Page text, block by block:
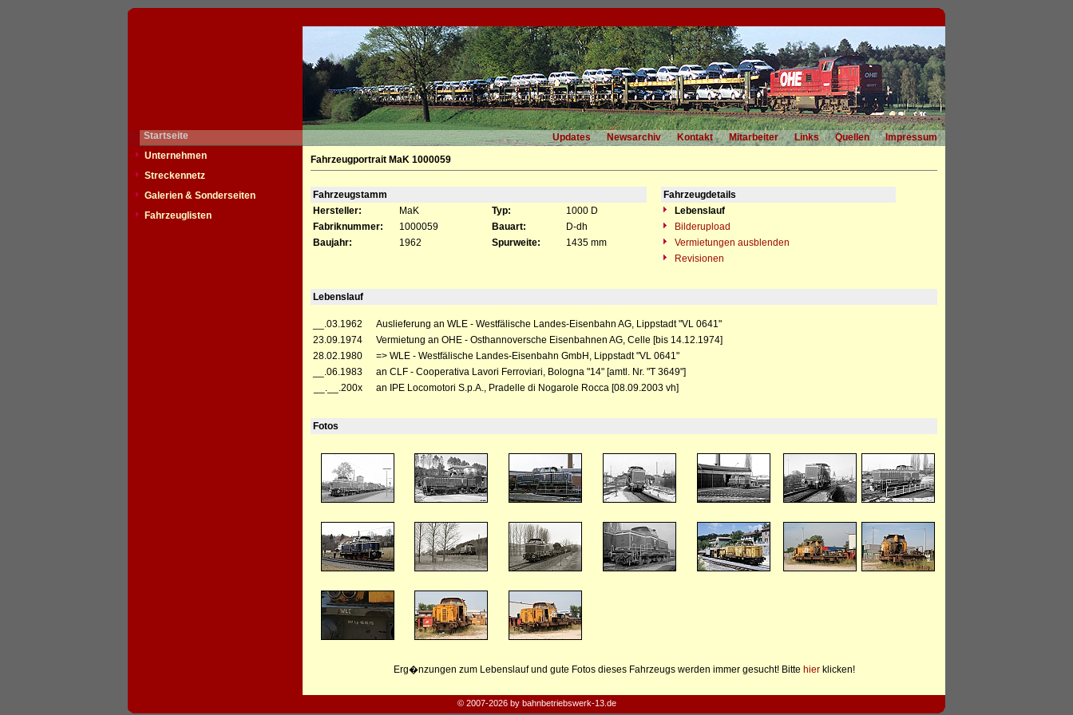
Startseite Updates Newsarchiv Kontakt Mitarbeiter Links Quellen
Impressum
Unternehmen
Streckennetz
Galerien & Sonderseiten
Fahrzeuglisten
Fahrzeugportrait MaK 1000059
Fahrzeugstamm
Fahrzeugdetails
Hersteller:
MaK Typ: 1000 D
Lebenslauf
Fabriknummer:
1000059 Bauart: D-dh
Bilderupload
Baujahr:
1962 Spurweite: 1435 mm
Vermietungen ausblenden
Revisionen
Lebenslauf
__.03.1962
Auslieferung an WLE - Westfälische Landes-Eisenbahn AG, Lippstadt "VL 0641"
23.09.1974
Vermietung an OHE - Osthannoversche Eisenbahnen AG, Celle [bis 14.12.1974]
28.02.1980
=> WLE - Westfälische Landes-Eisenbahn GmbH, Lippstadt "VL 0641"
__.06.1983
an CLF - Cooperativa Lavori Ferroviari, Bologna "14" [amtl. Nr. "T 3649"]
__.__.200x
an IPE Locomotori S.p.A., Pradelle di Nogarole Rocca [08.09.2003 vh]
Fotos
Erg�nzungen zum Lebenslauf und gute Fotos dieses Fahrzeugs werden immer gesucht! Bitte hierklicken!
© 2007-2026 by bahnbetriebswerk-13.de